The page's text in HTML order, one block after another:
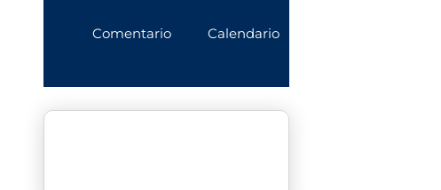
Comentario Calendario